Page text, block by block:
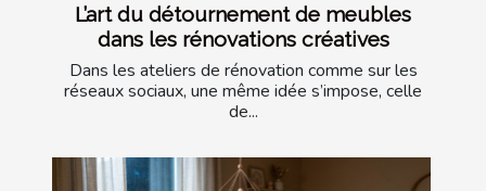
L’art du détournement de meubles
dans les rénovations créatives
Dans les ateliers de rénovation comme sur les
réseaux sociaux, une même idée s’impose, celle
de...